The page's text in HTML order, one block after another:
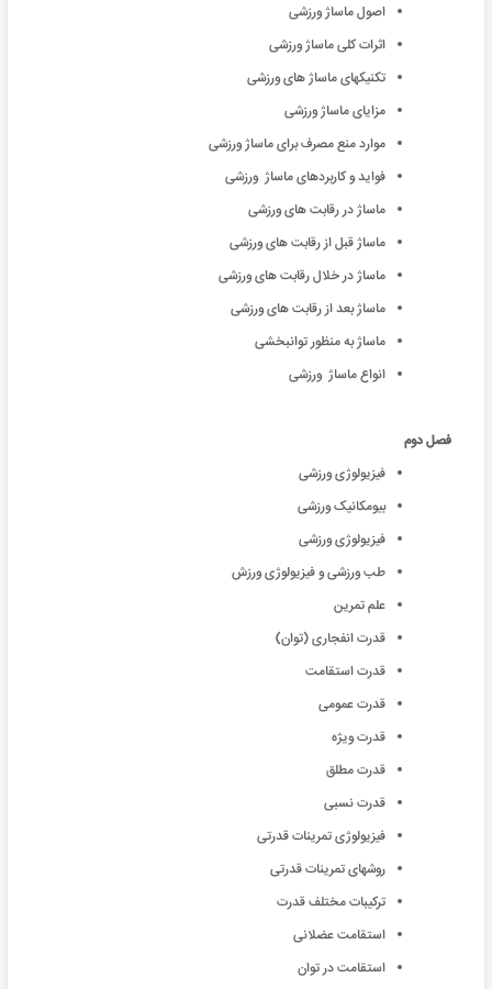
اصول ماساژ ورزشی
اثرات کلی ماساژ ورزشی
تکنیکهای ماساژ های ورزشی
مزایای ماساژ ورزشی
موارد منع مصرف برای ماساژ ورزشی
فواید و کاربردهای ماساژ ورزشی
ماساژ در رقابت های ورزشی
ماساژ قبل از رقابت های ورزشی
ماساژ در خلال رقابت های ورزشی
ماساژ بعد از رقابت های ورزشی
ماساژ به منظور توانبخشی
انواع ماساژ ورزشی
فصل دوم
فیزیولوژی ورزشی
بیومکانیک ورزشی
فیزیولوژی ورزشی
طب ورزشی و فیزیولوژی ورزش
علم تمرین
قدرت انفجاری (توان)
قدرت استقامت
قدرت عمومی
قدرت ويژه
قدرت مطلق
قدرت نسبی
فيزيولوژی تمرينات قدرتی
روشهای تمرينات قدرتی
ترکيبات مختلف قدرت
استقامت عضلانی
استقامت در توان